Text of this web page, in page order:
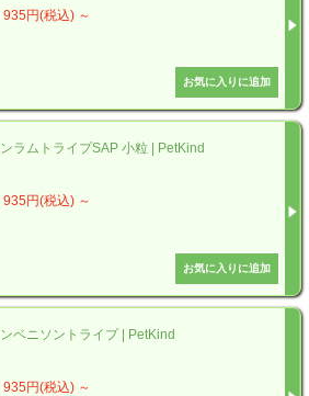
935円(税込) ～
ラムトライプSAP 小粒 | PetKind
935円(税込) ～
ベニソントライプ | PetKind
935円(税込) ～